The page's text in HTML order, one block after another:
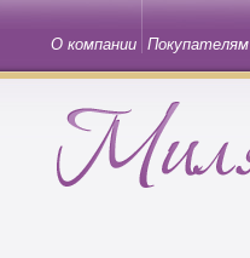
О компании Покупателям